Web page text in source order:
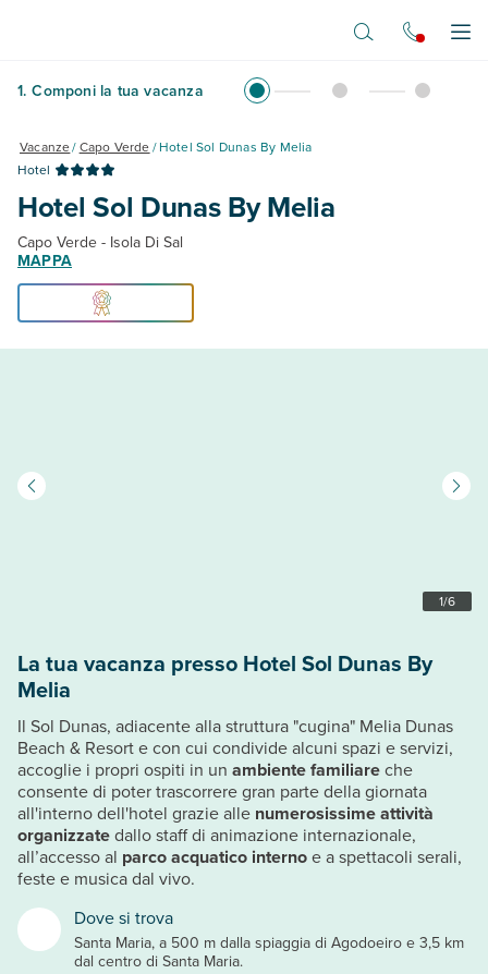
1. Componi la tua vacanza
Vacanze/Capo Verde/Hotel Sol Dunas By Melia
Hotel
Hotel Sol Dunas By Melia
Capo Verde - Isola Di Sal
MAPPA
1/6
Dove si trova
Santa Maria, a 500 m dalla spiaggia di Agodoeiro e 3,5 km
dal centro di Santa Maria.
La tua vacanza presso Hotel Sol Dunas By
Melia
Il Sol Dunas, adiacente alla struttura "cugina" Melia Dunas
Beach & Resort e con cui condivide alcuni spazi e servizi,
accoglie i propri ospiti in un ambiente familiareche
consente di poter trascorrere gran parte della giornata
all'interno dell'hotel grazie alle numerosissime attività
organizzatedallo staff di animazione internazionale,
all’accesso al parco acquatico internoe a spettacoli serali,
feste e musica dal vivo.